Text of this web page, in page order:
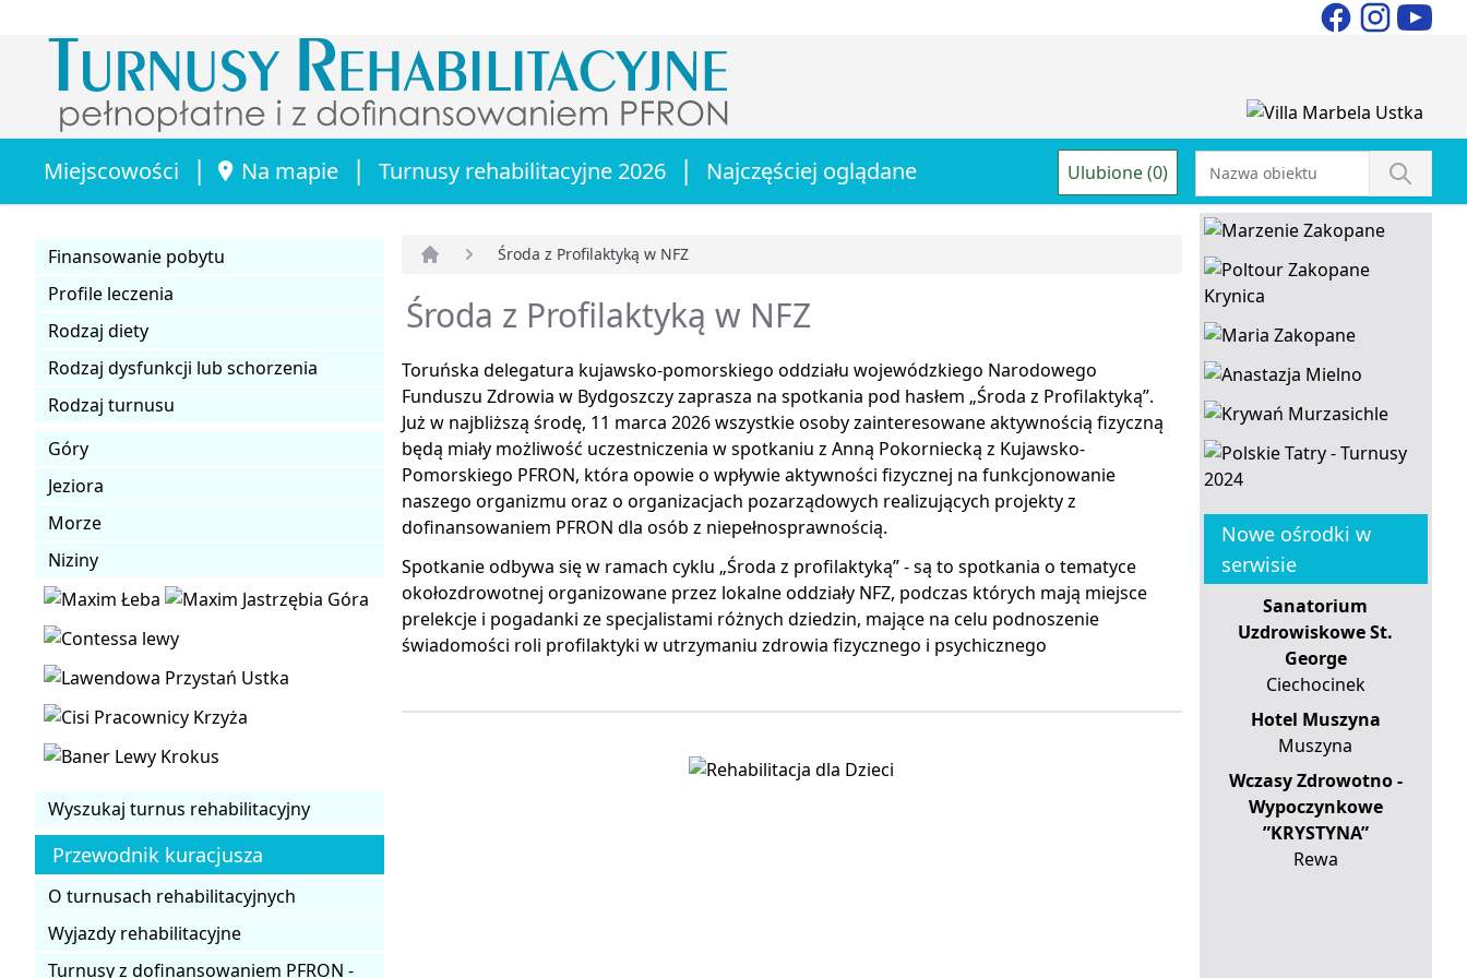
Miejscowości | Na mapie | Turnusy rehabilitacyjne 2026 | Najczęściej oglądane Ulubione (0)
Finansowanie pobytu
Profile leczenia
Rodzaj diety
Rodzaj dysfunkcji lub schorzenia
Rodzaj turnusu
Góry
Jeziora
Morze
Niziny
Wyszukaj turnus rehabilitacyjny
Przewodnik kuracjusza
O turnusach rehabilitacyjnych
Wyjazdy rehabilitacyjne
Turnusy z dofinansowaniem PFRON -
Środa z Profilaktyką w NFZ
Środa z Profilaktyką w NFZ
Toruńska delegatura kujawsko-pomorskiego oddziału wojewódzkiego Narodowego
Funduszu Zdrowia w Bydgoszczy zaprasza na spotkania pod hasłem „Środa z Profilaktyką”.
Już w najbliższą środę, 11 marca 2026 wszystkie osoby zainteresowane aktywnością fizyczną
będą miały możliwość uczestniczenia w spotkaniu z Anną Pokorniecką z Kujawsko-
Pomorskiego PFRON, która opowie o wpływie aktywności fizycznej na funkcjonowanie
naszego organizmu oraz o organizacjach pozarządowych realizujących projekty z
dofinansowaniem PFRON dla osób z niepełnosprawnością.
Spotkanie odbywa się w ramach cyklu „Środa z profilaktyką” - są to spotkania o tematyce
okołozdrowotnej organizowane przez lokalne oddziały NFZ, podczas których mają miejsce
prelekcje i pogadanki ze specjalistami różnych dziedzin, mające na celu podnoszenie
świadomości roli profilaktyki w utrzymaniu zdrowia fizycznego i psychicznego
Nowe ośrodki w
serwisie
Sanatorium
Uzdrowiskowe St.
George
Ciechocinek
Hotel Muszyna
Muszyna
Wczasy Zdrowotno -
Wypoczynkowe
”KRYSTYNA”
Rewa